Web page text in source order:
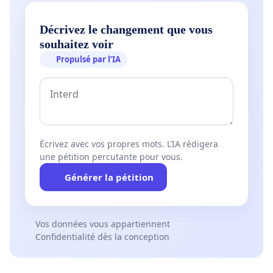
Décrivez le changement que vous
souhaitez voir
Propulsé par l’IA
Écrivez avec vos propres mots. L’IA rédigera
une pétition percutante pour vous.
Générer la pétition
Vos données vous appartiennent
Confidentialité dès la conception